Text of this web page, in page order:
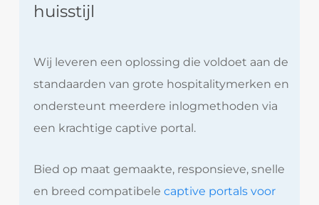
huisstijl
Wij leveren een oplossing die voldoet aan de
standaarden van grote hospitalitymerken en
ondersteunt meerdere inlogmethoden via
een krachtige captive portal.
Bied op maat gemaakte, responsieve, snelle
en breed compatibele captive portals voor